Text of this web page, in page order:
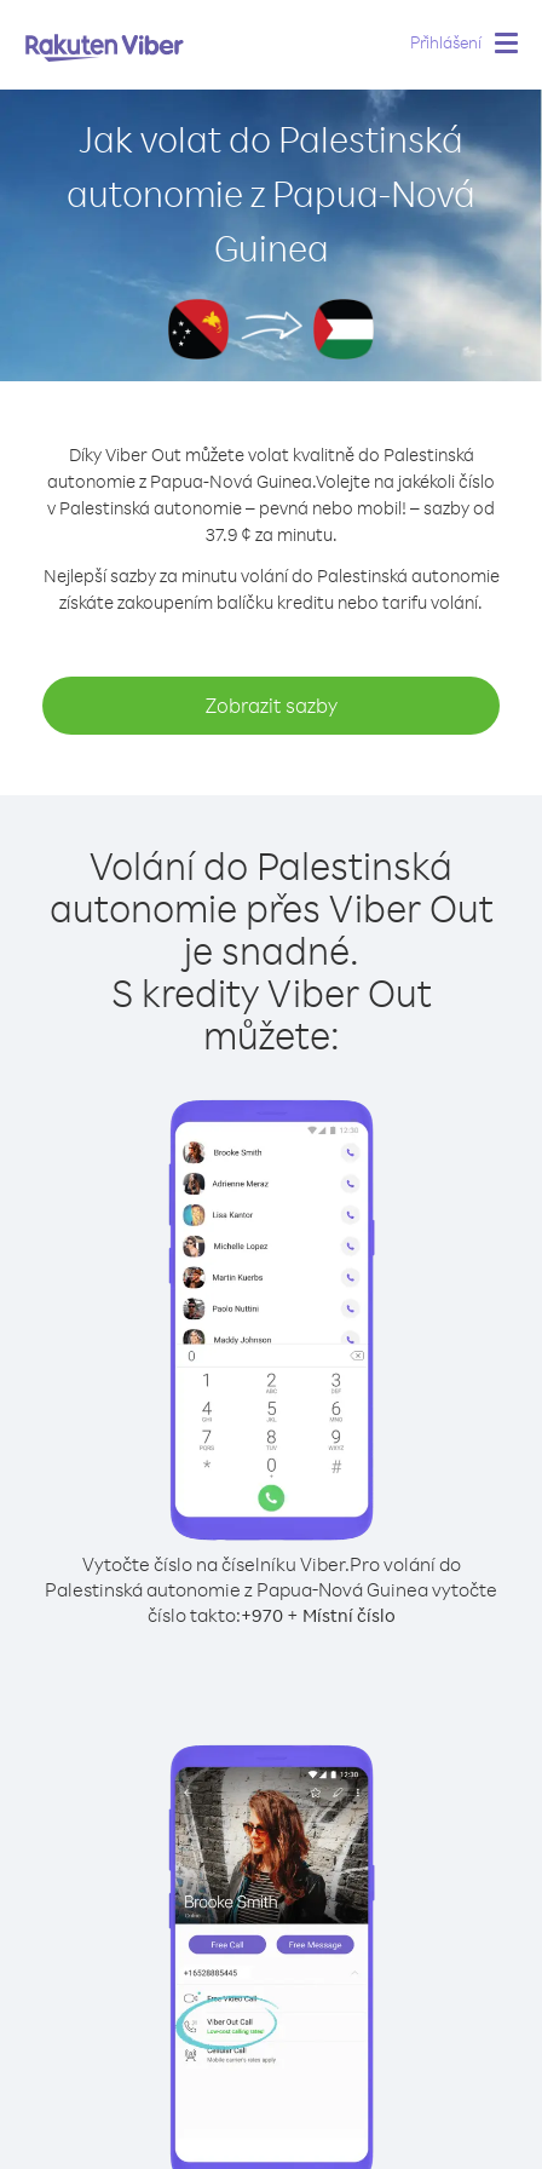
Přihlášení
Jak volat do Palestinská
autonomie z Papua-Nová
Guinea
Díky Viber Out můžete volat kvalitně do Palestinská
autonomie z Papua-Nová Guinea.Volejte na jakékoli číslo
v Palestinská autonomie – pevná nebo mobil! – sazby od
37.9 ¢ za minutu.
Nejlepší sazby za minutu volání do Palestinská autonomie
získáte zakoupením balíčku kreditu nebo tarifu volání.
Zobrazit sazby
Volání do Palestinská
autonomie přes Viber Out
je snadné.
S kredity Viber Out
můžete:
Vytočte číslo na číselníku Viber.Pro volání do
Palestinská autonomie z Papua-Nová Guinea vytočte
číslo takto:+970+ Místní číslo